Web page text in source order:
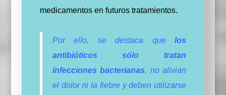
medicamentos en futuros tratamientos.
Por ello, se destaca quelos
antibióticos sólo tratan
infecciones bacterianas, no alivian
el dolor ni la fiebre y deben utilizarse